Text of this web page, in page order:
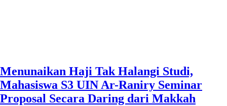
Menunaikan Haji Tak Halangi Studi,
Mahasiswa S3 UIN Ar-Raniry Seminar
Proposal Secara Daring dari Makkah